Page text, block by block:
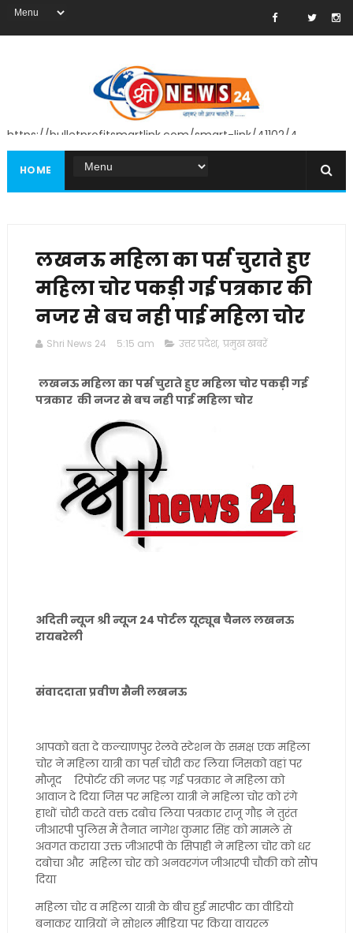
https://bulletprofitsmartlink.com/smart-link/41102/4
HOME
लखनऊ महिला का पर्स चुराते हुए
महिला चोर पकड़ी गई पत्रकार की
नजर से बच नही पाई महिला चोर
Shri News 24 5:15 am उत्तर प्रदेश, प्रमुख खबरें
लखनऊ महिला का पर्स चुराते हुए महिला चोर पकड़ी गई
पत्रकार की नजर से बच नही पाई महिला चोर
अदिती न्यूज श्री न्यूज 24 पोर्टल यूट्यूब चैनल लखनऊ
रायबरेली
संवाददाता प्रवीण सैनी लखनऊ
आपको बता दे कल्याणपुर रेलवे स्टेशन के समक्ष एक महिला
चोर ने महिला यात्री का पर्स चोरी कर लिया जिसको वहां पर
मौजूद रिपोर्टर की नजर पड़ गई पत्रकार ने महिला को
आवाज दे दिया जिस पर महिला यात्री ने महिला चोर को रंगे
हाथों चोरी करते वक्त दबोच लिया पत्रकार राजू गौड़ ने तुरंत
जीआरपी पुलिस मैं तैनात नागेश कुमार सिंह को मामले से
अवगत कराया उक्त जीआरपी के सिपाही ने महिला चोर को धर
दबोचा और महिला चोर को अनवरगंज जीआरपी चौकी को सौंप
दिया
महिला चोर व महिला यात्री के बीच हुई मारपीट का वीडियो
बनाकर यात्रियों ने सोशल मीडिया पर किया वायरल